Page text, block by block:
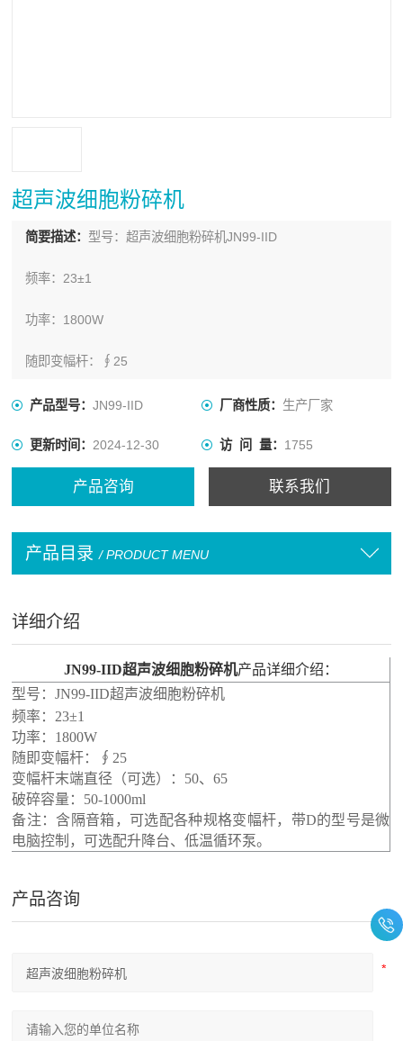
超声波细胞粉碎机
简要描述： 型号：超声波细胞粉碎机JN99-IID
频率：23±1
功率：1800W
随即变幅杆：∮25
产品型号：JN99-IID 厂商性质： 生产厂家
更新时间：2024-12-30 访 问 量： 1755
产品咨询 联系我们
产品目录 / PRODUCT MENU
详细介绍
JN99-IID超声波细胞粉碎机产品详细介绍：
型号：JN99-IID超声波细胞粉碎机
频率：23±1
功率：1800W
随即变幅杆：∮25
变幅杆末端直径（可选）：50、65
破碎容量：50-1000ml
备注：含隔音箱，可选配各种规格变幅杆，带D的型号是微
电脑控制，可选配升降台、低温循环泵。
产品咨询